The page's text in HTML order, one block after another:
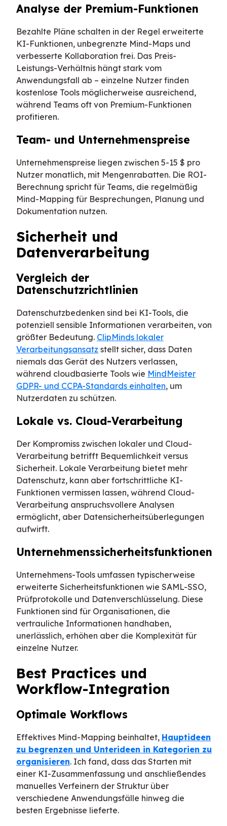
Analyse der Premium-Funktionen
Bezahlte Pläne schalten in der Regel erweiterte
KI-Funktionen, unbegrenzte Mind-Maps und
verbesserte Kollaboration frei. Das Preis-
Leistungs-Verhältnis hängt stark vom
Anwendungsfall ab – einzelne Nutzer finden
kostenlose Tools möglicherweise ausreichend,
während Teams oft von Premium-Funktionen
profitieren.
Team- und Unternehmenspreise
Unternehmenspreise liegen zwischen 5-15 $ pro
Nutzer monatlich, mit Mengenrabatten. Die ROI-
Berechnung spricht für Teams, die regelmäßig
Mind-Mapping für Besprechungen, Planung und
Dokumentation nutzen.
Sicherheit und
Datenverarbeitung
Vergleich der
Datenschutzrichtlinien
Datenschutzbedenken sind bei KI-Tools, die
potenziell sensible Informationen verarbeiten, von
größter Bedeutung. ClipMinds lokaler
Verarbeitungsansatz stellt sicher, dass Daten
niemals das Gerät des Nutzers verlassen,
während cloudbasierte Tools wie MindMeister
GDPR- und CCPA-Standards einhalten, um
Nutzerdaten zu schützen.
Lokale vs. Cloud-Verarbeitung
Der Kompromiss zwischen lokaler und Cloud-
Verarbeitung betrifft Bequemlichkeit versus
Sicherheit. Lokale Verarbeitung bietet mehr
Datenschutz, kann aber fortschrittliche KI-
Funktionen vermissen lassen, während Cloud-
Verarbeitung anspruchsvollere Analysen
ermöglicht, aber Datensicherheitsüberlegungen
aufwirft.
Unternehmenssicherheitsfunktionen
Unternehmens-Tools umfassen typischerweise
erweiterte Sicherheitsfunktionen wie SAML-SSO,
Prüfprotokolle und Datenverschlüsselung. Diese
Funktionen sind für Organisationen, die
vertrauliche Informationen handhaben,
unerlässlich, erhöhen aber die Komplexität für
einzelne Nutzer.
Best Practices und
Workflow-Integration
Optimale Workflows
Effektives Mind-Mapping beinhaltet, Hauptideen
zu begrenzen und Unterideen in Kategorien zu
organisieren. Ich fand, dass das Starten mit
einer KI-Zusammenfassung und anschließendes
manuelles Verfeinern der Struktur über
verschiedene Anwendungsfälle hinweg die
besten Ergebnisse lieferte.